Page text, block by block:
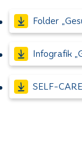
Folder
Infografik
SELF-